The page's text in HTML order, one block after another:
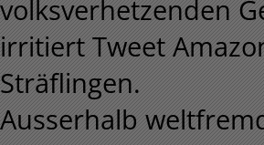
volksverhetzenden
irritiert Tweet
Sträflingen.
Ausserhalb